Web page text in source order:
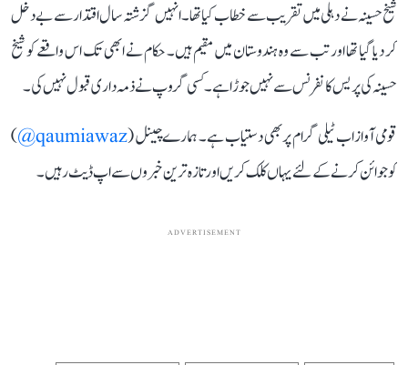
شیخ حسینہ نے دہلی میں تقریب سے خطاب کیا تھا۔ انہیں گزشتہ سال اقتدار سے بے دخل
کر دیا گیا تھا اور تب سے وہ ہندوستان میں مقیم ہیں۔ حکام نے ابھی تک اس واقعے کو شیخ
حسینہ کی پریس کانفرنس سے نہیں جوڑا ہے۔ کسی گروپ نے ذمہ داری قبول نہیں کی۔
قومی آواز اب ٹیلی گرام پر بھی دستیاب ہے۔ ہمارے چینل (qaumiawaz@
)
کو جوائن کرنے کے لئے یہاں کلک کریں اور تازہ ترین خبروں سے اپ ڈیٹ رہیں۔
ADVERTISEMENT